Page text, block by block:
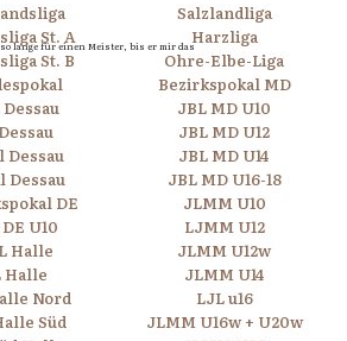
lange für einen Meister, bis er mir das
Salzlandliga
St. A
Harzliga
St. B
Ohre-Elbe-Liga
Bezirkspokal MD
Dessau
JBL MD U10
JBL MD U12
Dessau
JBL MD U14
Dessau
JBL MD U16-18
DE
JLMM U10
U10
LJMM U12
Halle
JLMM U12w
Halle
JLMM U14
Nord
LJL u16
Süd
JLMM U16w + U20w